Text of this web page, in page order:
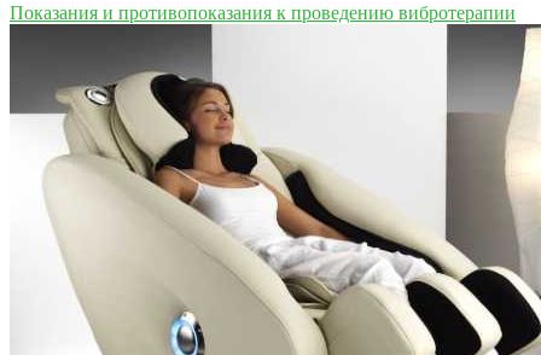
Показания и противопоказания к проведению вибротерапии